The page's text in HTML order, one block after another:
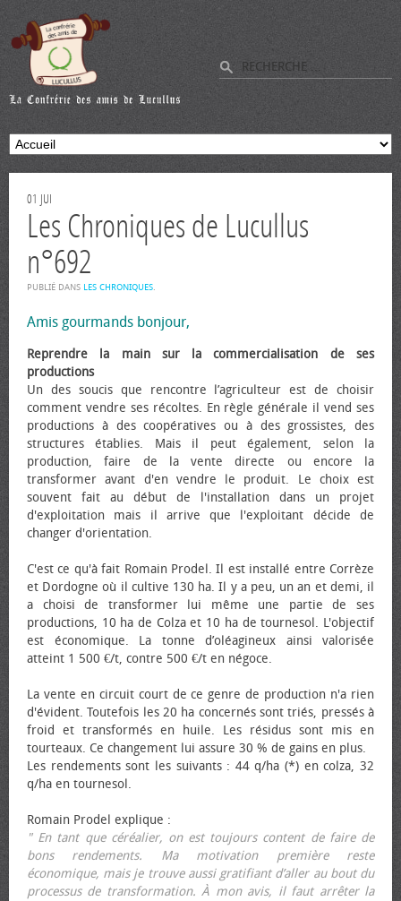
01 JUI
Les Chroniques de Lucullus
n°692
PUBLIÉ DANS LES CHRONIQUES.
Amis gourmands bonjour,
Reprendre la main sur la commercialisation de ses
productions
Un des soucis que rencontre l’agriculteur est de choisir
comment vendre ses récoltes. En règle générale il vend ses
productions à des coopératives ou à des grossistes, des
structures établies. Mais il peut également, selon la
production, faire de la vente directe ou encore la
transformer avant d'en vendre le produit. Le choix est
souvent fait au début de l'installation dans un projet
d'exploitation mais il arrive que l'exploitant décide de
changer d'orientation.
C'est ce qu'à fait Romain Prodel. Il est installé entre Corrèze
et Dordogne où il cultive 130 ha. Il y a peu, un an et demi, il
a choisi de transformer lui même une partie de ses
productions, 10 ha de Colza et 10 ha de tournesol. L'objectif
est économique. La tonne d’oléagineux ainsi valorisée
atteint 1 500 €/t, contre 500 €/t en négoce.
La vente en circuit court de ce genre de production n'a rien
d'évident. Toutefois les 20 ha concernés sont triés, pressés à
froid et transformés en huile. Les résidus sont mis en
tourteaux. Ce changement lui assure 30 % de gains en plus.
Les rendements sont les suivants : 44 q/ha (*) en colza, 32
q/ha en tournesol.
Romain Prodel explique :
" En tant que céréalier, on est toujours content de faire de
bons rendements. Ma motivation première reste
économique, mais je trouve aussi gratifiant d’aller au bout du
processus de transformation. À mon avis, il faut arrêter la